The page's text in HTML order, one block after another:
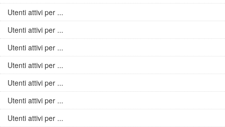
Utenti attivi per ...
Utenti attivi per ...
Utenti attivi per ...
Utenti attivi per ...
Utenti attivi per ...
Utenti attivi per ...
Utenti attivi per ...